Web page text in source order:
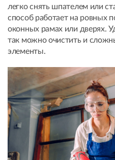
легко снять шпателем или
способ работает на ровных
оконных рамах или дверях.
так можно очистить и
элементы.